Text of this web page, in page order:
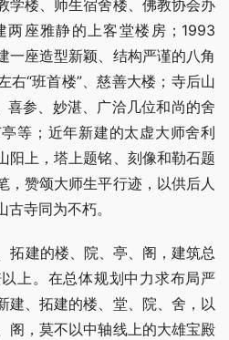
学楼、师生宿舍楼、佛教协会办
座雅静的上客堂楼房；1993
一座造型新颖、结构严谨的八角
右“班首楼”、慈善大楼；寺后山
喜参、妙湛、广洽几位和尚的舍
等；近年新建的太虚大师舍利
阳上，塔上题铭、刻像和勒石题
，赞颂大师生平行迹，以供后人
寺同为不朽。
拓建的楼、院、亭、阁，建筑总
上。在总体规划中力求布局严
建、拓建的楼、堂、院、舍，以
阁，莫不以中轴线上的大雄宝殿